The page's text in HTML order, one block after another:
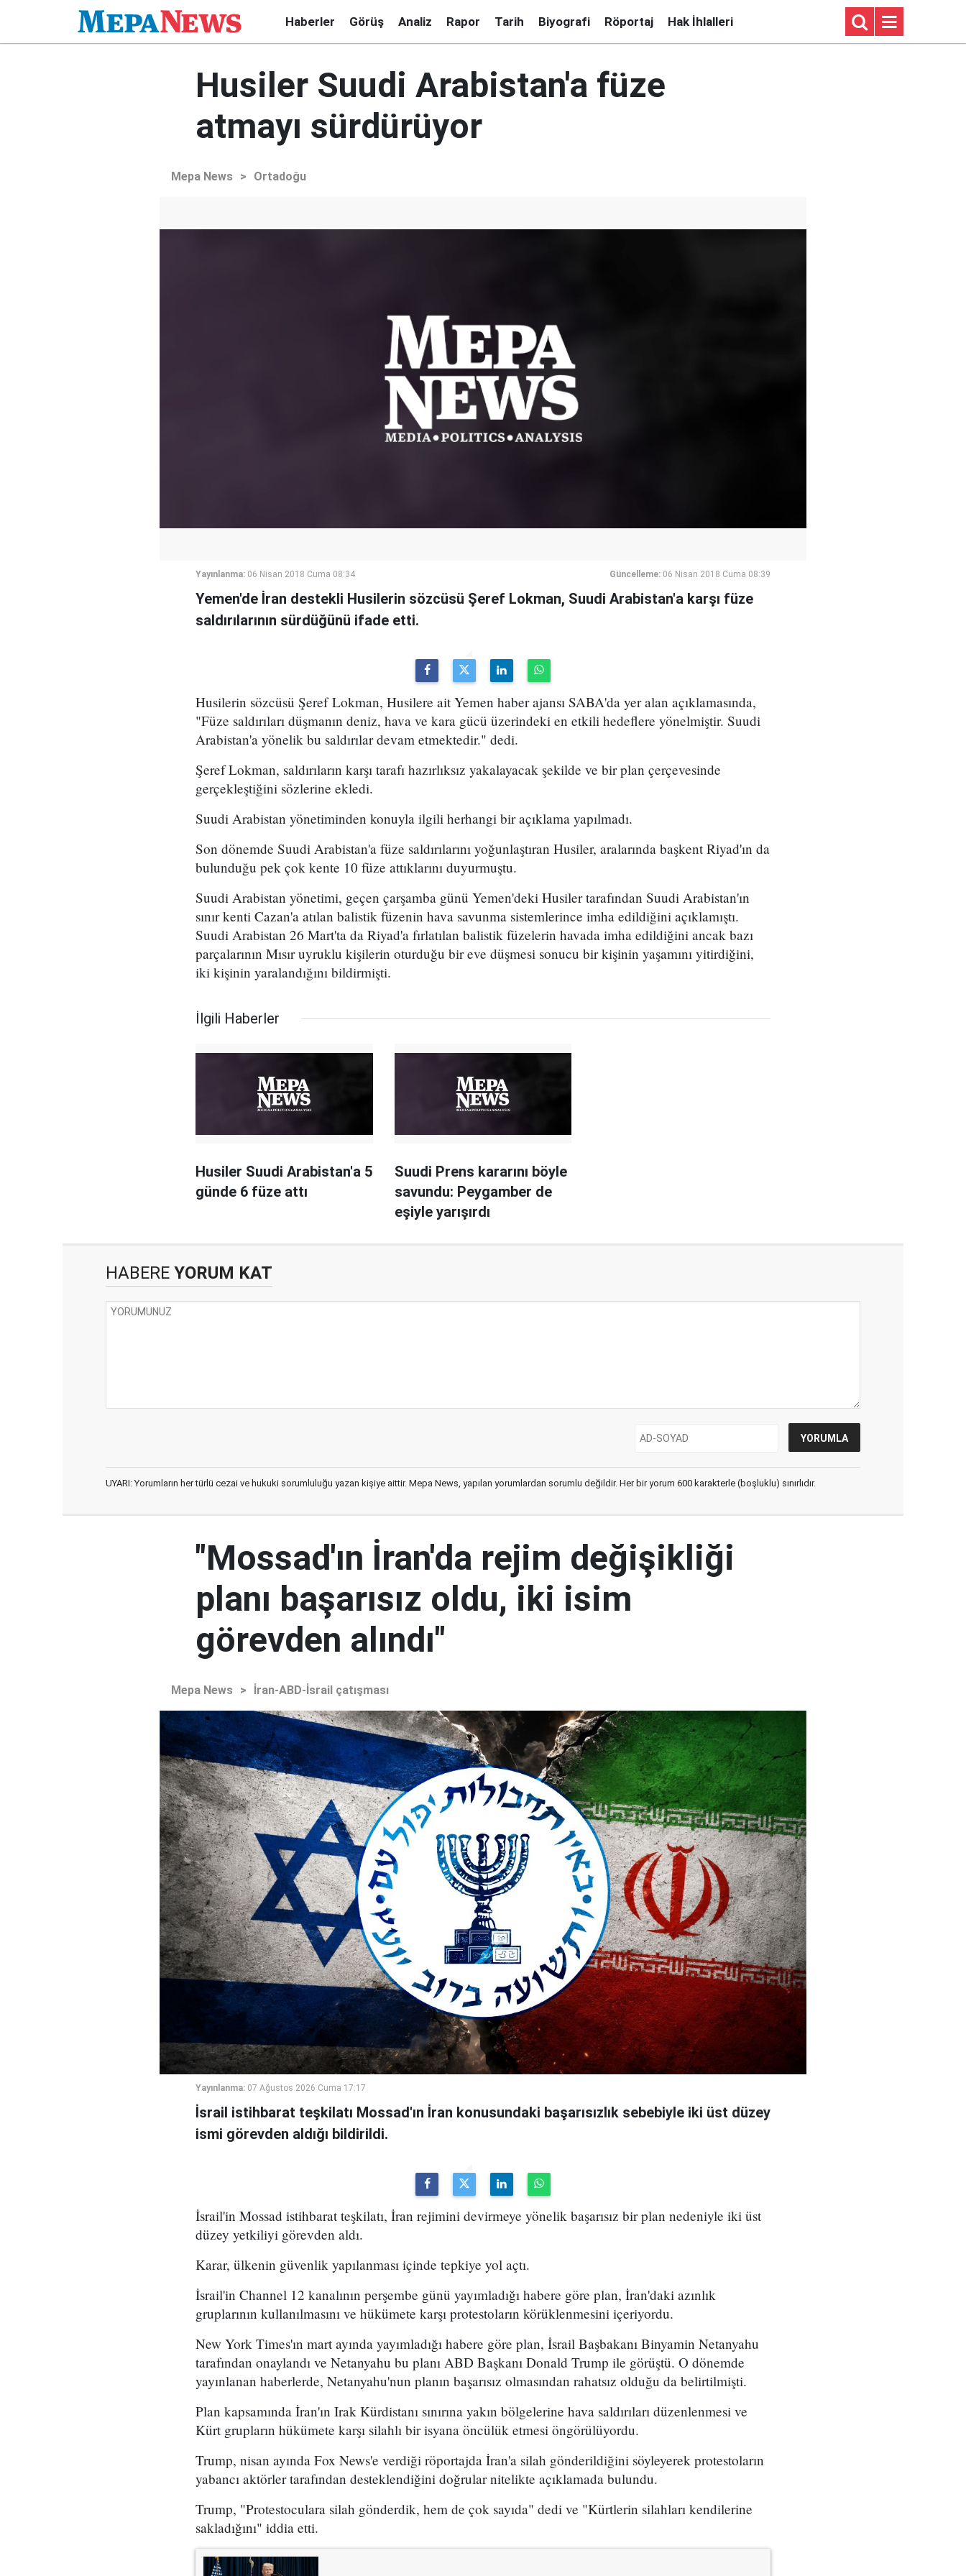
Haberler Görüş Analiz Rapor Tarih Biyografi Röportaj Hak İhlalleri
Husiler Suudi Arabistan'a füze
atmayı sürdürüyor
Mepa News > Ortadoğu
Yayınlanma: 06 Nisan 2018 Cuma 08:34 Güncelleme: 06 Nisan 2018 Cuma 08:39
Yemen'de İran destekli Husilerin sözcüsü Şeref Lokman, Suudi Arabistan'a karşı füze
saldırılarının sürdüğünü ifade etti.
Husilerin sözcüsü Şeref Lokman, Husilere ait Yemen haber ajansı SABA'da yer alan açıklamasında,
"Füze saldırıları düşmanın deniz, hava ve kara gücü üzerindeki en etkili hedeflere yönelmiştir. Suudi
Arabistan'a yönelik bu saldırılar devam etmektedir." dedi.
Şeref Lokman, saldırıların karşı tarafı hazırlıksız yakalayacak şekilde ve bir plan çerçevesinde
gerçekleştiğini sözlerine ekledi.
Suudi Arabistan yönetiminden konuyla ilgili herhangi bir açıklama yapılmadı.
Son dönemde Suudi Arabistan'a füze saldırılarını yoğunlaştıran Husiler, aralarında başkent Riyad'ın da
bulunduğu pek çok kente 10 füze attıklarını duyurmuştu.
Suudi Arabistan yönetimi, geçen çarşamba günü Yemen'deki Husiler tarafından Suudi Arabistan'ın
sınır kenti Cazan'a atılan balistik füzenin hava savunma sistemlerince imha edildiğini açıklamıştı.
Suudi Arabistan 26 Mart'ta da Riyad'a fırlatılan balistik füzelerin havada imha edildiğini ancak bazı
parçalarının Mısır uyruklu kişilerin oturduğu bir eve düşmesi sonucu bir kişinin yaşamını yitirdiğini,
iki kişinin yaralandığını bildirmişti.
İlgili Haberler
Husiler Suudi Arabistan'a 5
günde 6 füze attı
Suudi Prens kararını böyle
savundu: Peygamber de
eşiyle yarışırdı
HABERE YORUM KAT
UYARI: Yorumların her türlü cezai ve hukuki sorumluluğu yazan kişiye aittir. Mepa News, yapılan yorumlardan sorumlu değildir. Her bir yorum 600 karakterle (boşluklu) sınırlıdır.
"Mossad'ın İran'da rejim değişikliği
planı başarısız oldu, iki isim
görevden alındı"
Mepa News > İran-ABD-İsrail çatışması
Yayınlanma: 07 Ağustos 2026 Cuma 17:17
İsrail istihbarat teşkilatı Mossad'ın İran konusundaki başarısızlık sebebiyle iki üst düzey
ismi görevden aldığı bildirildi.
İsrail'in Mossad istihbarat teşkilatı, İran rejimini devirmeye yönelik başarısız bir plan nedeniyle iki üst
düzey yetkiliyi görevden aldı.
Karar, ülkenin güvenlik yapılanması içinde tepkiye yol açtı.
İsrail'in Channel 12 kanalının perşembe günü yayımladığı habere göre plan, İran'daki azınlık
gruplarının kullanılmasını ve hükümete karşı protestoların körüklenmesini içeriyordu.
New York Times'ın mart ayında yayımladığı habere göre plan, İsrail Başbakanı Binyamin Netanyahu
tarafından onaylandı ve Netanyahu bu planı ABD Başkanı Donald Trump ile görüştü. O dönemde
yayınlanan haberlerde, Netanyahu'nun planın başarısız olmasından rahatsız olduğu da belirtilmişti.
Plan kapsamında İran'ın Irak Kürdistanı sınırına yakın bölgelerine hava saldırıları düzenlenmesi ve
Kürt grupların hükümete karşı silahlı bir isyana öncülük etmesi öngörülüyordu.
Trump, nisan ayında Fox News'e verdiği röportajda İran'a silah gönderildiğini söyleyerek protestoların
yabancı aktörler tarafından desteklendiğini doğrular nitelikte açıklamada bulundu.
Trump, "Protestoculara silah gönderdik, hem de çok sayıda" dedi ve "Kürtlerin silahları kendilerine
sakladığını" iddia etti.